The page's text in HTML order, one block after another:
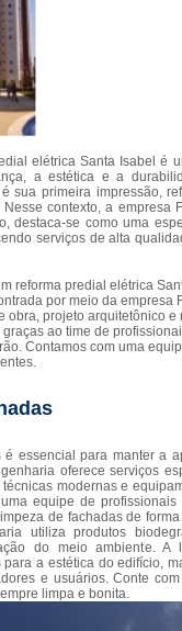
elétrica Santa Isabel é
a estética e a
sua primeira impressão,
contexto, a empresa
destaca-se como uma
serviços de alta
reforma predial elétrica
por meio da empresa
obra, projeto arquitetônico e
ao time de
Contamos com uma
é essencial para manter a
oferece serviços
modernas e
equipe de
de fachadas de
utiliza produtos
do meio ambiente. A
a estética do edifício,
e usuários. Conte
limpa e bonita.